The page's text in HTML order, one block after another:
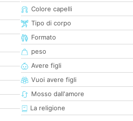
Colore capelli
Tipo di corpo
Formato
peso
Avere figli
Vuoi avere figli
Mosso dall'amore
La religione